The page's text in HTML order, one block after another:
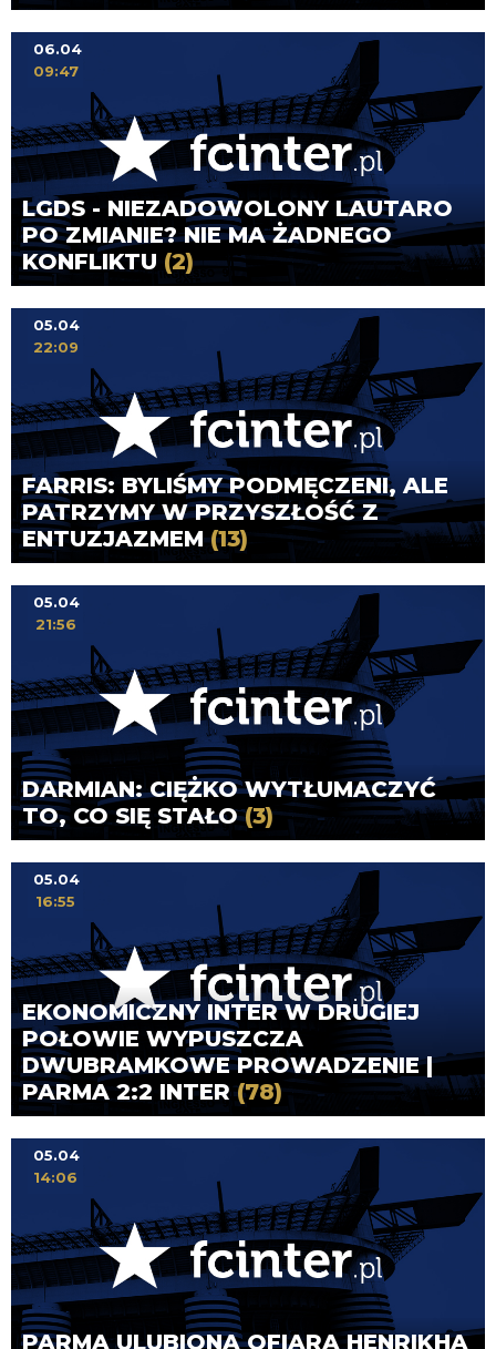
LGDS - NIEZADOWOLONY LAUTARO
PO ZMIANIE? NIE MA ŻADNEGO
KONFLIKTU (2)
06.04
09:47
FARRIS: BYLIŚMY PODMĘCZENI, ALE
PATRZYMY W PRZYSZŁOŚĆ Z
ENTUZJAZMEM(13)
05.04
22:09
DARMIAN: CIĘŻKO WYTŁUMACZYĆ
TO, CO SIĘ STAŁO(3)
05.04
21:56
EKONOMICZNY INTER W DRUGIEJ
POŁOWIE WYPUSZCZA
DWUBRAMKOWE PROWADZENIE |
PARMA 2:2 INTER(78)
05.04
16:55
PARMA ULUBIONĄ OFIARĄ HENRIKHA
05.04
14:06